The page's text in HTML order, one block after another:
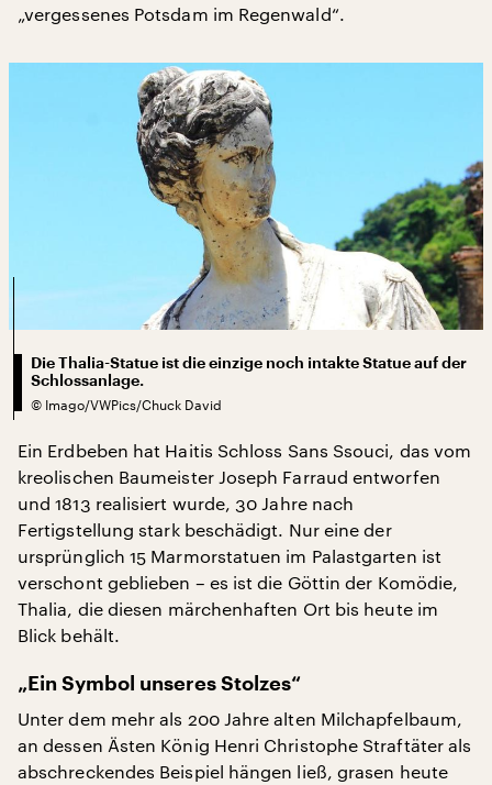
„vergessenes Potsdam im Regenwald“.
Die Thalia-Statue ist die einzige noch intakte Statue auf der
Schlossanlage.
© Imago/VWPics/Chuck David
Ein Erdbeben hat Haitis Schloss Sans Ssouci, das vom
kreolischen Baumeister Joseph Farraud entworfen
und 1813 realisiert wurde, 30 Jahre nach
Fertigstellung stark beschädigt. Nur eine der
ursprünglich 15 Marmorstatuen im Palastgarten ist
verschont geblieben – es ist die Göttin der Komödie,
Thalia, die diesen märchenhaften Ort bis heute im
Blick behält.
„Ein Symbol unseres Stolzes“
Unter dem mehr als 200 Jahre alten Milchapfelbaum,
an dessen Ästen König Henri Christophe Straftäter als
abschreckendes Beispiel hängen ließ, grasen heute